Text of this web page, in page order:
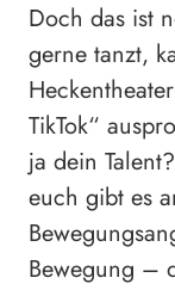
Doch das ist
gerne tanzt,
TikTok“
ja dein
euch gibt es
Bewegung –